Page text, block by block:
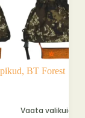
BT Forest
Vaata valikuid